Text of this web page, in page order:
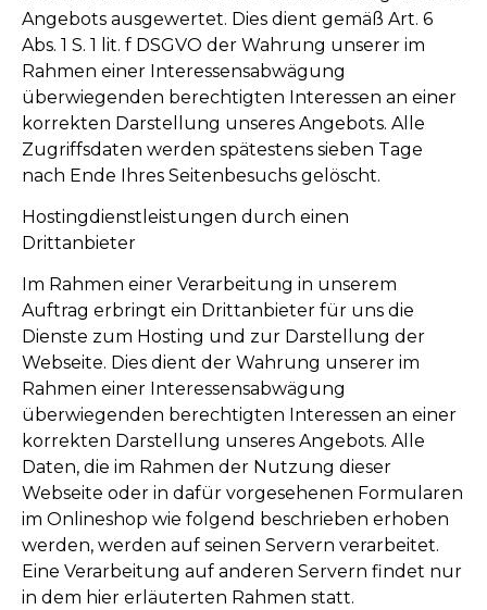
Angebots ausgewertet. Dies dient gemäß Art. 6
Abs. 1 S. 1 lit. f DSGVO der Wahrung unserer im
Rahmen einer Interessensabwägung
überwiegenden berechtigten Interessen an einer
korrekten Darstellung unseres Angebots. Alle
Zugriffsdaten werden spätestens sieben Tage
nach Ende Ihres Seitenbesuchs gelöscht.
Hostingdienstleistungen durch einen
Drittanbieter
Im Rahmen einer Verarbeitung in unserem
Auftrag erbringt ein Drittanbieter für uns die
Dienste zum Hosting und zur Darstellung der
Webseite. Dies dient der Wahrung unserer im
Rahmen einer Interessensabwägung
überwiegenden berechtigten Interessen an einer
korrekten Darstellung unseres Angebots. Alle
Daten, die im Rahmen der Nutzung dieser
Webseite oder in dafür vorgesehenen Formularen
im Onlineshop wie folgend beschrieben erhoben
werden, werden auf seinen Servern verarbeitet.
Eine Verarbeitung auf anderen Servern findet nur
in dem hier erläuterten Rahmen statt.